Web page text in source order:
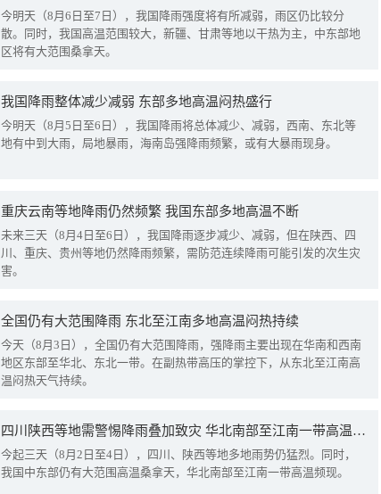
今明天（8月6日至7日），我国降雨强度将有所减弱，雨区仍比较分
散。同时，我国高温范围较大，新疆、甘肃等地以干热为主，中东部地
区将有大范围桑拿天。
我国降雨整体减少减弱 东部多地高温闷热盛行
今明天（8月5日至6日），我国降雨将总体减少、减弱，西南、东北等
地有中到大雨，局地暴雨，海南岛强降雨频繁，或有大暴雨现身。
重庆云南等地降雨仍然频繁 我国东部多地高温不断
未来三天（8月4日至6日），我国降雨逐步减少、减弱，但在陕西、四
川、重庆、贵州等地仍然降雨频繁，需防范连续降雨可能引发的次生灾
害。
全国仍有大范围降雨 东北至江南多地高温闷热持续
今天（8月3日），全国仍有大范围降雨，强降雨主要出现在华南和西南
地区东部至华北、东北一带。在副热带高压的掌控下，从东北至江南高
温闷热天气持续。
四川陕西等地需警惕降雨叠加致灾 华北南部至江南一带高温频现
今起三天（8月2日至4日），四川、陕西等地多地雨势仍猛烈。同时，
我国中东部仍有大范围高温桑拿天，华北南部至江南一带高温频现。